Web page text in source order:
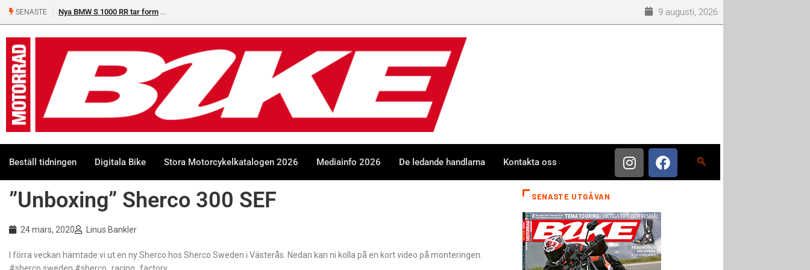
SENASTE Nya BMW S 1000 RR tar form 9 augusti, 2026
Beställ tidningen Digitala Bike Stora Motorcykelkatalogen 2026 Mediainfo 2026 De ledande handlarna Kontakta oss
”Unboxing” Sherco 300 SEF
24 mars, 2020 Linus Bankler
I förra veckan hämtade vi ut en ny Sherco hos Sherco Sweden i Västerås. Nedan kan ni kolla på en kort video på monteringen.
#sherco.sweden #sherco_racing_factory
SENASTE UTGÅVAN